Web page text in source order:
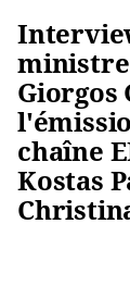
chaîne
Kostas